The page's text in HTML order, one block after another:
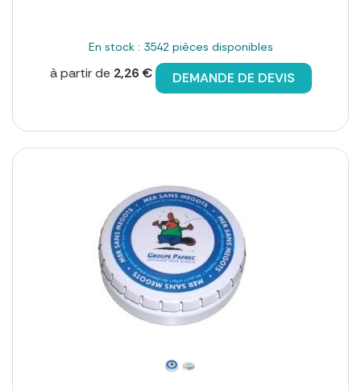
En stock : 3542 pièces disponibles
à partir de 2,26 € DEMANDE DE DEVIS